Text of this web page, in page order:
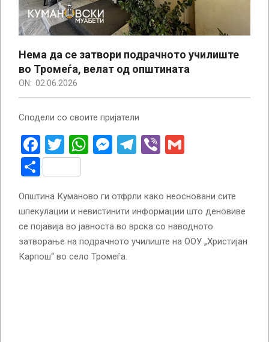
Нема да се затвори подрачното училиште
во Тромеѓа, велат од општината
ON: 02.06.2026
Сподели со своите пријатели
Facebook
Twitter
WhatsApp
Messenger
Telegram
Viber
Share
Општина Куманово ги отфрли како неосновани сите
шпекулации и невистинити информации што деновиве
се појавија во јавноста во врска со наводното
затворање на подрачното училиште на ООУ „Христијан
Карпош“ во село Тромеѓа.